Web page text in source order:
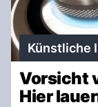
Künstliche
Vorsicht
Hier